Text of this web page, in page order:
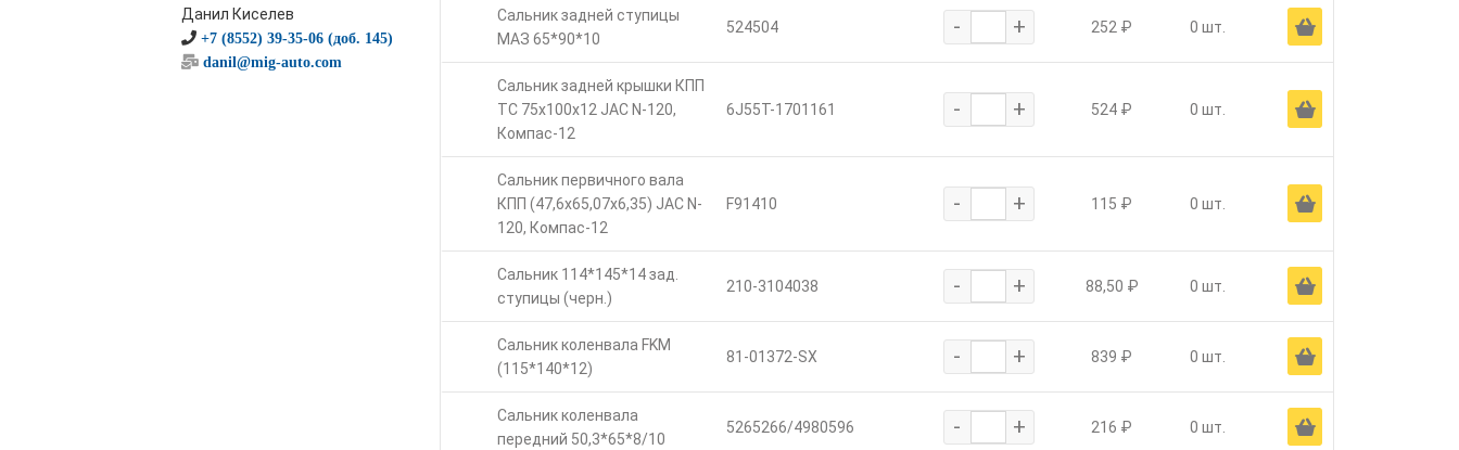
Данил Киселев
+7 (8552) 39-35-06 (доб. 145)
danil@mig-auto.com
Сальник задней ступицы
МАЗ 65*90*10
524504 - + 252 ₽ 0 шт. Ä
Сальник задней крышки КПП
ТС 75х100х12 JAC N-120,
Компас-12
6J55T-1701161 - + 524 ₽ 0 шт. Ä
Сальник первичного вала
КПП (47,6х65,07х6,35) JAC N-
120, Компас-12
F91410 - + 115 ₽ 0 шт. Ä
Сальник 114*145*14 зад.
ступицы (черн.)
210-3104038 - + 88,50 ₽ 0 шт. Ä
Сальник коленвала FKM
(115*140*12)
81-01372-SX - + 839 ₽ 0 шт. Ä
Сальник коленвала
передний 50,3*65*8/10
5265266/4980596 - + 216 ₽ 0 шт. Ä